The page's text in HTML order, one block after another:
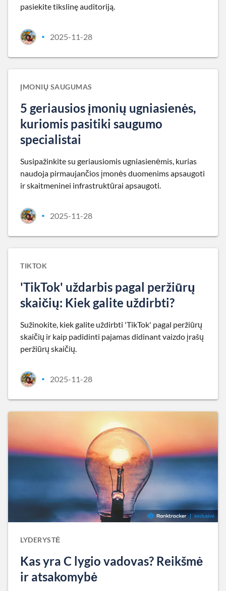
pasiekite tikslinę auditoriją.
• 2025-11-28
ĮMONIŲ SAUGUMAS
5 geriausios įmonių ugniasienės,
kuriomis pasitiki saugumo
specialistai
Susipažinkite su geriausiomis ugniasienėmis, kurias
naudoja pirmaujančios įmonės duomenims apsaugoti
ir skaitmeninei infrastruktūrai apsaugoti.
• 2025-11-28
TIKTOK
'TikTok' uždarbis pagal peržiūrų
skaičių: Kiek galite uždirbti?
Sužinokite, kiek galite uždirbti 'TikTok' pagal peržiūrų
skaičių ir kaip padidinti pajamas didinant vaizdo įrašų
peržiūrų skaičių.
• 2025-11-28
LYDERYSTĖ
Kas yra C lygio vadovas? Reikšmė
ir atsakomybė